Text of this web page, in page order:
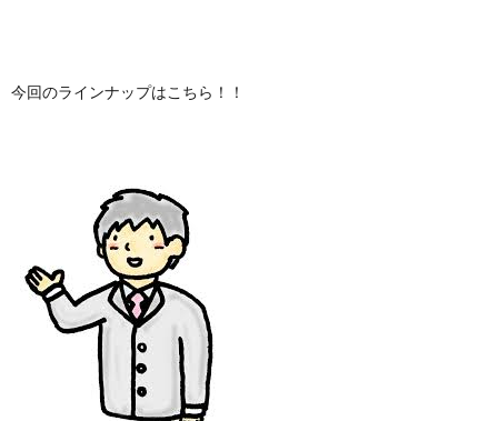
今回のラインナップはこちら！！